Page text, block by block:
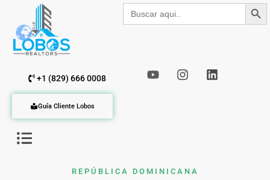
Buscar: Botón de
+1 (829) 666 0008
Guía Cliente Lobos
REPÚBLICA DOMINICANA